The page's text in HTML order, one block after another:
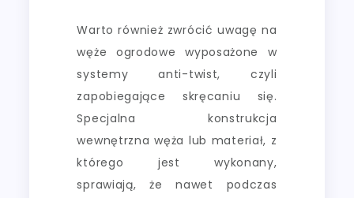
Warto również zwrócić uwagę na
węże ogrodowe wyposażone w
systemy anti-twist, czyli
zapobiegające skręcaniu się.
Specjalna konstrukcja
wewnętrzna węża lub materiał, z
którego jest wykonany,
sprawiają, że nawet podczas